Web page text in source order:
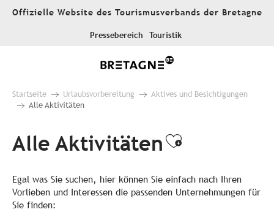
AllerOffizielle Website des Tourismusverbands der Bretagne
Pressebereich Touristik
Startseite Urlaubsvorbereitung
Aktives und Besichtigungen
Alle Aktivitäten
Alle AktivitätenAjouter
Egal was Sie suchen, hier können Sie einfach nach Ihren
Vorlieben und Interessen die passenden Unternehmungen für
Sie finden: